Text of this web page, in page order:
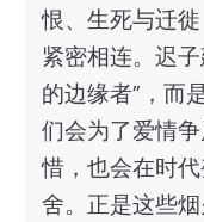
恨、生死与迁
紧密相连。迟
的边缘者”，而
们会为了爱情
惜，也会在时
舍。正是这些